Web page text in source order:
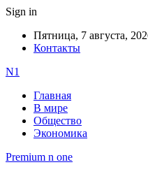
Sign in
Пятница, 7 августа,
Контакты
N1
Главная
В мире
Общество
Экономика
Premium n one